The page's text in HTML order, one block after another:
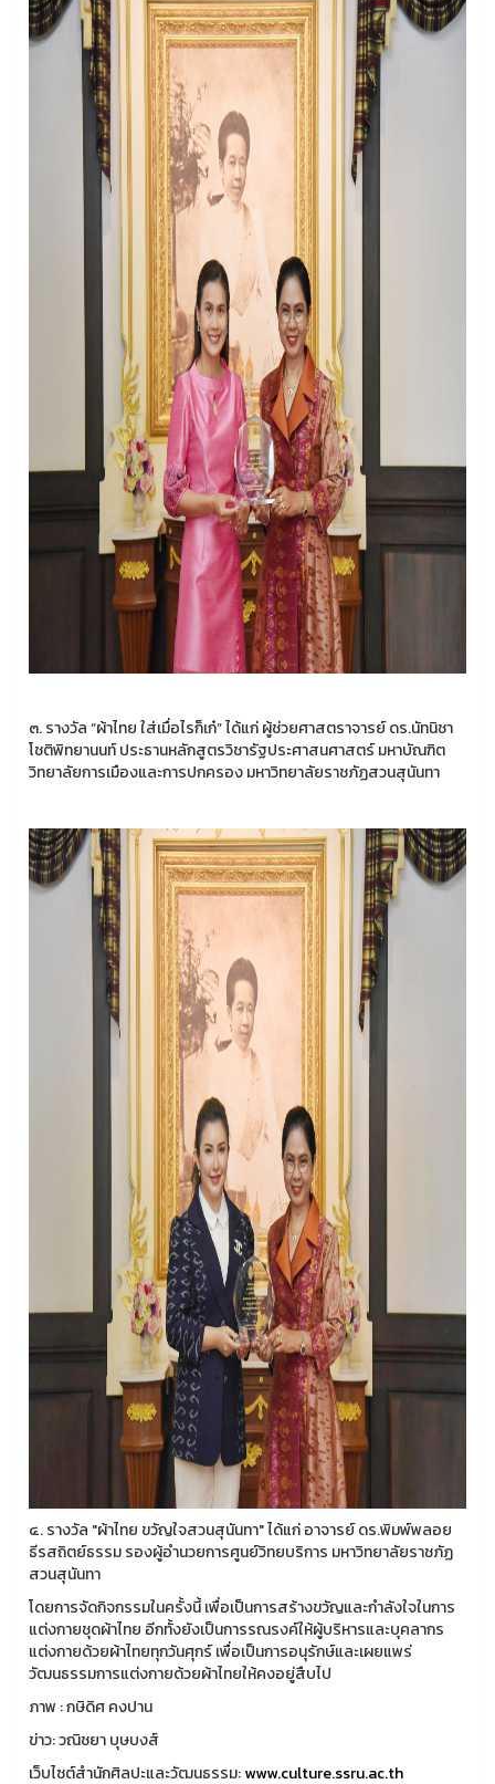
๓. รางวัล “ผ้าไทย ใส่เมื่อไรก็เก๋” ได้แก่ ผู้ช่วยศาสตราจารย์ ดร.นัทนิชา
โชติพิทยานนท์ ประธานหลักสูตรวิชารัฐประศาสนศาสตร์ มหาบัณฑิต
วิทยาลัยการเมืองและการปกครอง มหาวิทยาลัยราชภัฏสวนสุนันทา
๔. รางวัล "ผ้าไทย ขวัญใจสวนสุนันทา" ได้แก่ อาจารย์ ดร.พิมพ์พลอย
ธีรสถิตย์ธรรม รองผู้อำนวยการศูนย์วิทยบริการ มหาวิทยาลัยราชภัฏ
สวนสุนันทา
โดยการจัดกิจกรรมในครั้งนี้ เพื่อเป็นการสร้างขวัญและกำลังใจในการ
แต่งกายชุดผ้าไทย อีกทั้งยังเป็นการรณรงค์ให้ผู้บริหารและบุคลากร
แต่งกายด้วยผ้าไทยทุกวันศุกร์ เพื่อเป็นการอนุรักษ์และเผยแพร่
วัฒนธรรมการแต่งกายด้วยผ้าไทยให้คงอยู่สืบไป
ภาพ : กษิดิศ คงปาน
ข่าว: วณิชยา บุษบงส์
เว็บไซต์สำนักศิลปะและวัฒนธรรม:www.culture.ssru.ac.th